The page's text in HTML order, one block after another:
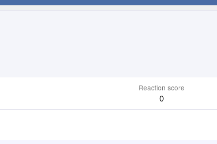
Reaction score
0